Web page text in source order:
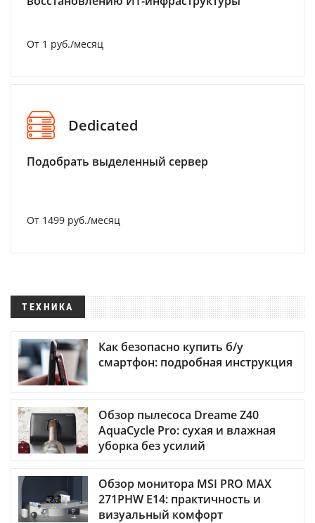
От 1 руб./месяц
Dedicated
Подобрать выделенный сервер
От 1499 руб./месяц
ТЕХНИКА
Как безопасно купить б/у
смартфон: подробная инструкция
Обзор пылесоса Dreame Z40
AquaCycle Pro: сухая и влажная
уборка без усилий
Обзор монитора MSI PRO MAX
271PHW E14: практичность и
визуальный комфорт